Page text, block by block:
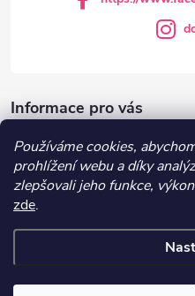
Používáme cookies,
prohlížení webu a díky
zlepšovali jeho funkce,
zde.
Informace pro vás
DOKUCH.cz
Recepty